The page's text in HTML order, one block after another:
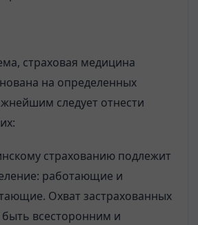
страховая медицина
на определенных
следует отнести
страхованию подлежит
работающие и
Охват застрахованных
всесторонним и